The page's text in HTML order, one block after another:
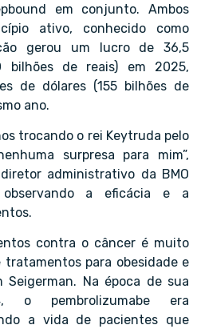
em conjunto. Ambos
ativo, conhecido como
gerou um lucro de 36,5
bilhões de reais) em 2025,
de dólares (155 bilhões de
ano.
trocando o rei Keytruda pelo
surpresa para mim”,
administrativo da BMO
observando a eficácia e a
contra o câncer é muito
para obesidade e
Seigerman. Na época de sua
o pembrolizumabe era
a vida de pacientes que